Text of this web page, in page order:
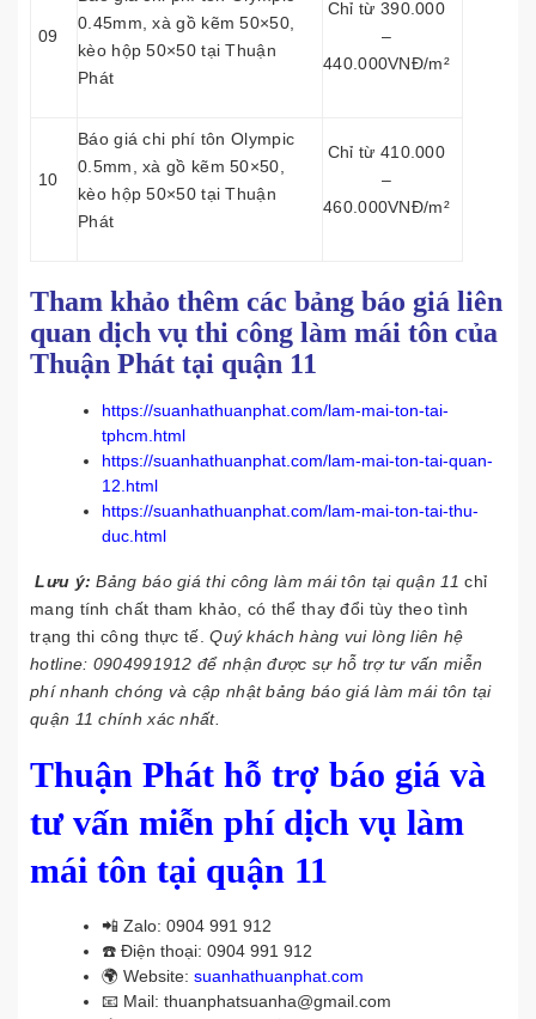
09
0.45mm, xà gồ kẽm 50×50,
kèo hộp 50×50 tại Thuận
Phát
Chỉ từ 390.000
–
440.000VNĐ/m²
10
Báo giá chi phí tôn Olympic
0.5mm, xà gồ kẽm 50×50,
kèo hộp 50×50 tại Thuận
Phát
Chỉ từ 410.000
–
460.000VNĐ/m²
Tham khảo thêm các bảng báo giá liên
quan dịch vụ thi công làm mái tôn của
Thuận Phát tại quận 11
https://suanhathuanphat.com/lam-mai-ton-tai-
tphcm.html
https://suanhathuanphat.com/lam-mai-ton-tai-quan-
12.html
https://suanhathuanphat.com/lam-mai-ton-tai-thu-
duc.html
Lưu ý: Bảng báo giá thi công làm mái tôn tại quận 11 chỉ
mang tính chất tham khảo, có thể thay đổi tùy theo tình
trạng thi công thực tế.Quý khách hàng vui lòng liên hệ
hotline: 0904991912để nhận được sự hỗ trợ tư vấn miễn
phí nhanh chóng và cập nhật bảng báo giá làm mái tôn tại
quận 11 chính xác nhất.
Thuận Phát hỗ trợ báo giá và
tư vấn miễn phí dịch vụ làm
mái tôn tại quận 11
📲 Zalo: 0904 991 912
☎️ Điện thoại: 0904 991 912
🌍 Website: suanhathuanphat.com
📧 Mail: thuanphatsuanha@gmail.com